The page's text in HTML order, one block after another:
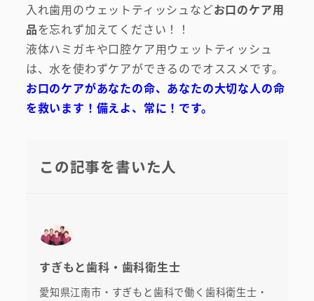
入れ歯用のウェットティッシュなどお口のケア用
品を忘れず加えてください！！
液体ハミガキや口腔ケア用ウェットティッシュ
は、水を使わずケアができるのでオススメです。
お口のケアがあなたの命、あなたの大切な人の命
を救います！備えよ、常に！です。
この記事を書いた人
すぎもと歯科・歯科衛生士
愛知県江南市・すぎもと歯科で働く歯科衛生士・